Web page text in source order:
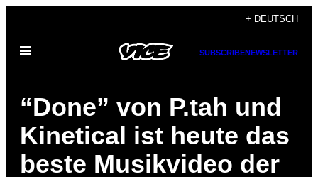
content
+ DEUTSCH
Open
SUBSCRIBENEWSLETTER
“Done” von P.tah und
Kinetical ist heute das
beste Musikvideo der